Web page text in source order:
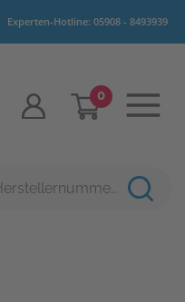
Experten-Hotline: 05908 - 8493939
0